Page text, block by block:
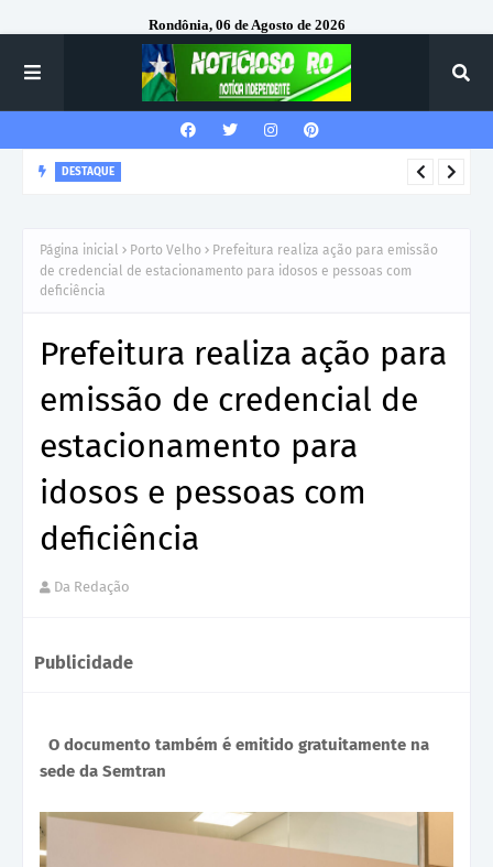
Rondônia, 06 de Agosto de 2026
DESTAQUE
Página inicial Porto Velho
Prefeitura realiza ação para emissão
de credencial de estacionamento para idosos e pessoas com
deficiência
Prefeitura realiza ação para
emissão de credencial de
estacionamento para
idosos e pessoas com
deficiência
Da Redação
Publicidade
O documento também é emitido gratuitamente na
sede da Semtran